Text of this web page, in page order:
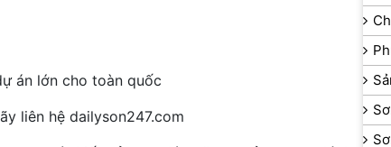
án lớn cho toàn quốc
liên hệ dailyson247.com